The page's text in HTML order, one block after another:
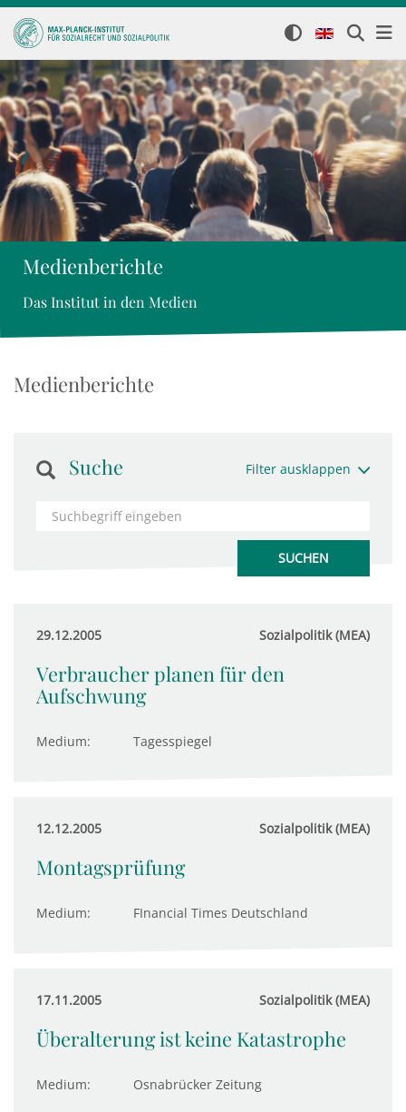
Medienberichte
Das Institut in den Medien
Medienberichte
Suche Filter ausklappen
29.12.2005 Sozialpolitik (MEA)
Verbraucher planen für den
Aufschwung
Medium: Tagesspiegel
12.12.2005 Sozialpolitik (MEA)
Montagsprüfung
Medium: FInancial Times Deutschland
17.11.2005 Sozialpolitik (MEA)
Überalterung ist keine Katastrophe
Medium: Osnabrücker Zeitung